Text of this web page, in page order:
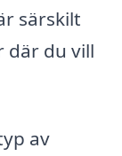
särskilt
där du vill
av